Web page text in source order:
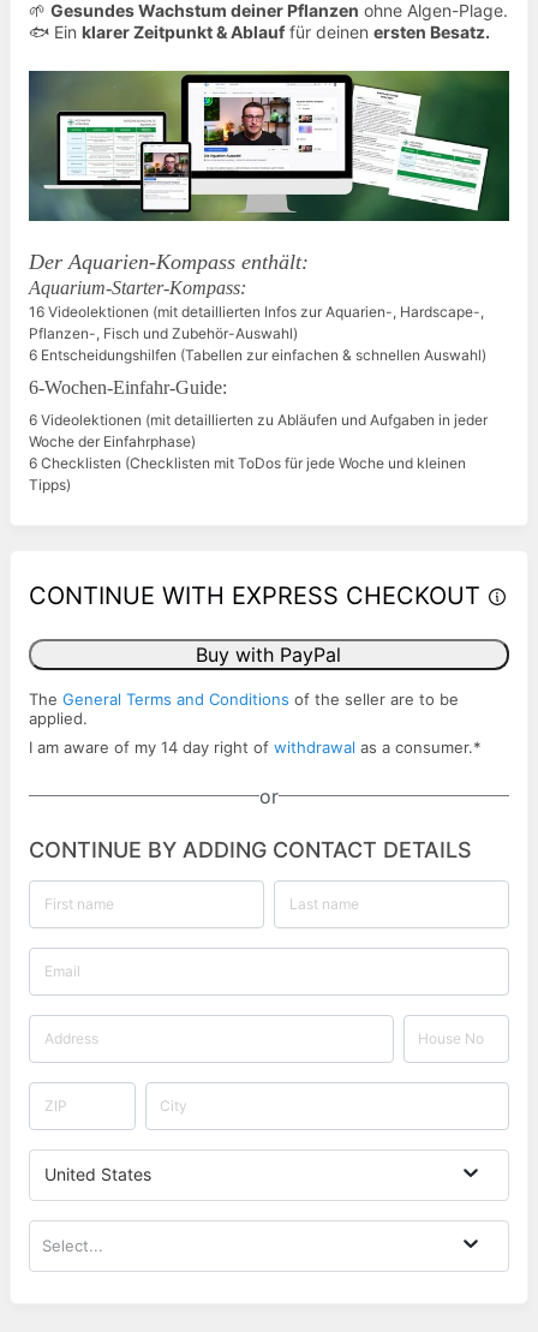
🌱 Gesundes Wachstum deiner Pflanzen ohne Algen-Plage.
🐟 Ein klarer Zeitpunkt & Ablauf für deinen ersten Besatz.
Der Aquarien-Kompass enthält:
Aquarium-Starter-Kompass:
16 Videolektionen (mit detaillierten Infos zur Aquarien-, Hardscape-,
Pflanzen-, Fisch und Zubehör-Auswahl)
6 Entscheidungshilfen (Tabellen zur einfachen & schnellen Auswahl)
6-Wochen-Einfahr-Guide:
6 Videolektionen (mit detaillierten zu Abläufen und Aufgaben in jeder
Woche der Einfahrphase)
6 Checklisten (Checklisten mit ToDos für jede Woche und kleinen
Tipps)
CONTINUE WITH EXPRESS CHECKOUT
Buy with PayPal
The General Terms and Conditions of the seller are to be
applied.
I am aware of my 14 day right of withdrawal as a consumer.*
or
CONTINUE BY ADDING CONTACT DETAILS
United States
Select...